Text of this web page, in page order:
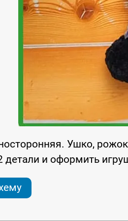
Ушко,
детали и оформить